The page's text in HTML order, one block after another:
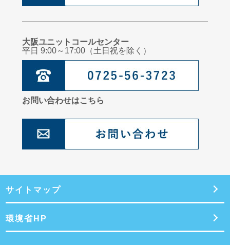
よう！
大阪ユニットコールセンター
平日 9:00～17:00（土日祝を除く）
お問い合わせはこちら
サイトマップ
環境省HP